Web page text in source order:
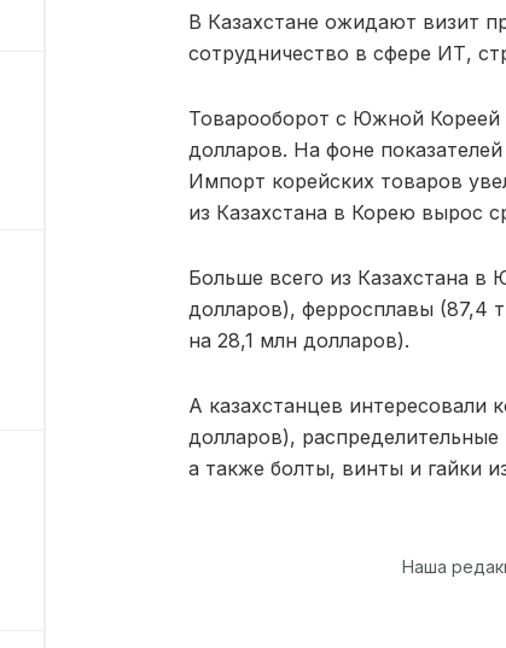
В Казахстане ожидают визит
сотрудничество в сфере ИТ,
Товарооборот с Южной Кореей
долларов. На фоне
Импорт корейских товаров
из Казахстана в Корею вырос
Больше всего из Казахстана
долларов), ферросплавы (87,4
на 28,1 млн долларов).
А казахстанцев интересовали
долларов),
а также болты, винты и гайки
Наша